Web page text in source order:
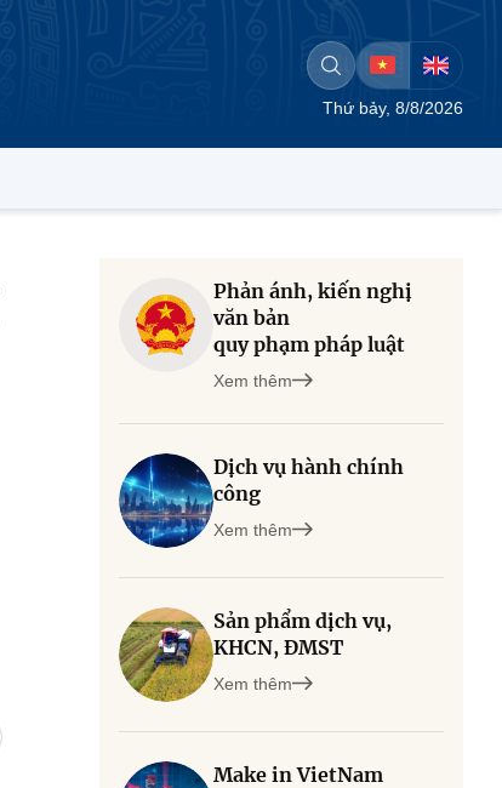
Thứ bảy, 8/8/2026
Phản ánh, kiến nghị
văn bản
quy phạm pháp luật
Xem thêm
Dịch vụ hành chính
công
Xem thêm
Sản phẩm dịch vụ,
KHCN, ĐMST
Xem thêm
Make in VietNam